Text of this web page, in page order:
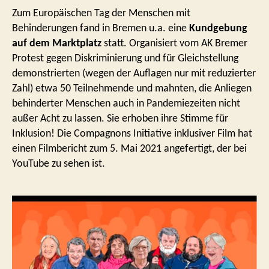
den
Mai
in
Bremen
Zum Europäischen Tag der Menschen mit
Behinderungen fand in Bremen u.a. eine Kundgebung
auf dem Marktplatz statt. Organisiert vom AK Bremer
Protest gegen Diskriminierung und für Gleichstellung
demonstrierten (wegen der Auflagen nur mit reduzierter
Zahl) etwa 50 Teilnehmende und mahnten, die Anliegen
behinderter Menschen auch in Pandemiezeiten nicht
außer Acht zu lassen. Sie erhoben ihre Stimme für
Inklusion! Die Compagnons Initiative inklusiver Film hat
einen Filmbericht zum 5. Mai 2021 angefertigt, der bei
YouTube zu sehen ist.